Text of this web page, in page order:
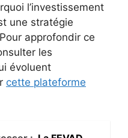
l’investissement
une stratégie
approfondir ce
les
évoluent
cette plateforme